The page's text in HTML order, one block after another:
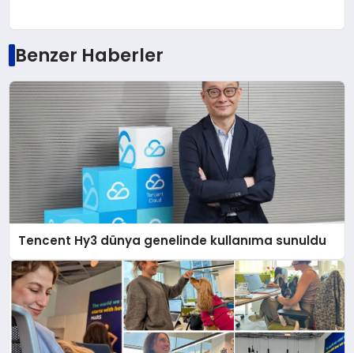
Benzer Haberler
Tencent Hy3 dünya genelinde kullanıma sunuldu